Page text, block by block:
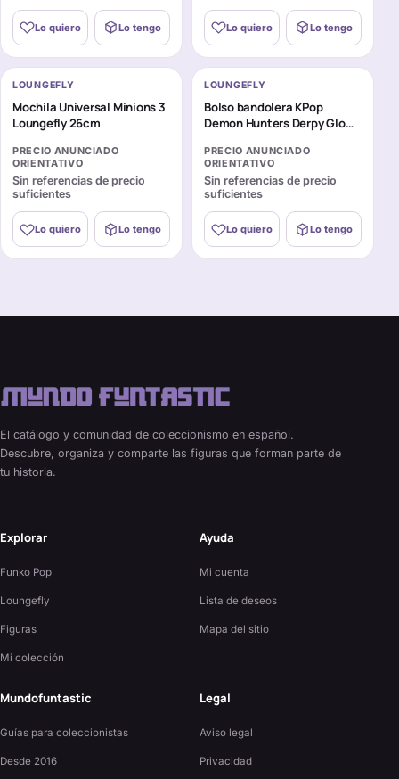
Lo quiero Lo tengo Lo quiero Lo tengo
LOUNGEFLY
Mochila Universal Minions 3
Loungefly 26cm
PRECIO ANUNCIADO
ORIENTATIVO
Sin referencias de precio
suficientes
Lo quiero Lo tengo
LOUNGEFLY
Bolso bandolera KPop
Demon Hunters Derpy Glow
PRECIO ANUNCIADO
ORIENTATIVO
Sin referencias de precio
suficientes
Lo quiero Lo tengo
El catálogo y comunidad de coleccionismo en español.
Descubre, organiza y comparte las figuras que forman parte de
tu historia.
Explorar
Funko Pop
Loungefly
Figuras
Mi colección
Ayuda
Mi cuenta
Lista de deseos
Mapa del sitio
Mundofuntastic
Guías para coleccionistas
Desde 2016
Legal
Aviso legal
Privacidad